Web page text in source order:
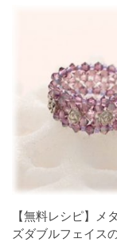
【無料レシピ】メ
ズダブルフェイス